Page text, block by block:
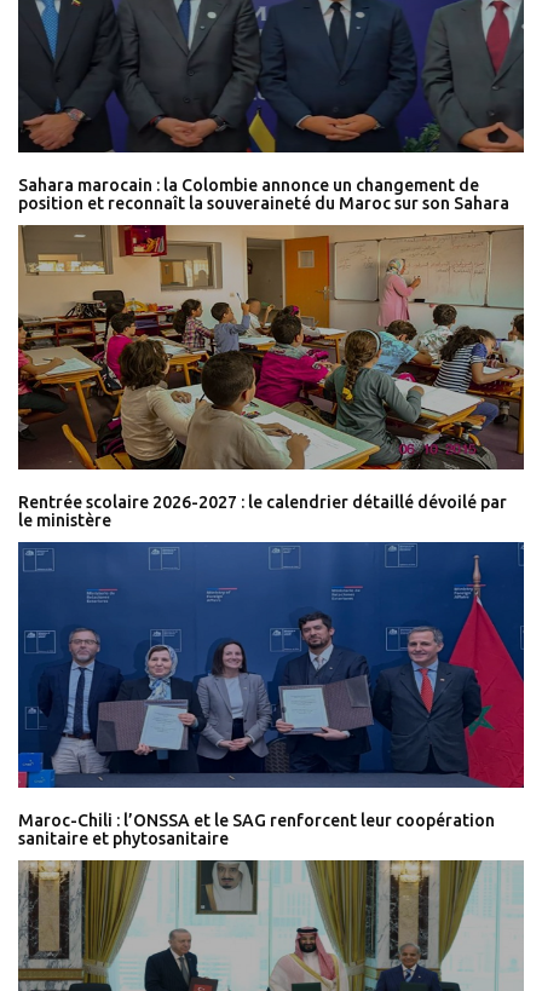
Sahara marocain : la Colombie annonce un changement de
position et reconnaît la souveraineté du Maroc sur son Sahara
Rentrée scolaire 2026-2027 : le calendrier détaillé dévoilé par
le ministère
Maroc-Chili : l’ONSSA et le SAG renforcent leur coopération
sanitaire et phytosanitaire